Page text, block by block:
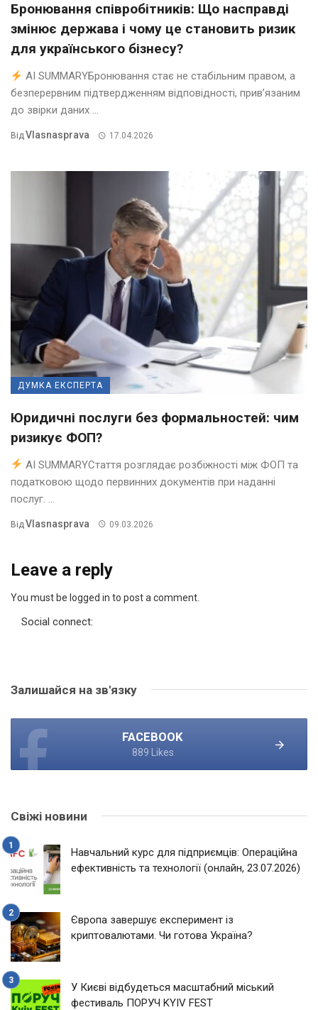
Бронювання співробітників: Що насправді
змінює держава і чому це становить ризик
для українського бізнесу?
AI SUMMARYБронювання стає не стабільним правом, а
безперервним підтвердженням відповідності, прив’язаним
до звірки даних ...
ВідVlasnasprava 17.04.2026
ДУМКА ЕКСПЕРТА
Юридичні послуги без формальностей: чим
ризикує ФОП?
AI SUMMARYСтаття розглядає розбіжності між ФОП та
податковою щодо первинних документів при наданні
послуг. ...
Від Vlasnasprava 09.03.2026
Leave a reply
You must be logged in to post a comment.
Social connect:
Залишайся на зв'язку
FACEBOOK
889 Likes
Свіжі новини
Навчальний курс для підприємців: Операційна
ефективність та технології (онлайн, 23.07.2026)
Європа завершує експеримент із
криптовалютами. Чи готова Україна?
У Києві відбудеться масштабний міський
фестиваль ПОРУЧ KYIV FEST